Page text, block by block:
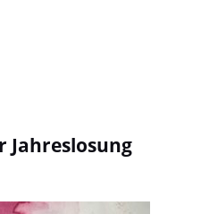
Jahreslosung